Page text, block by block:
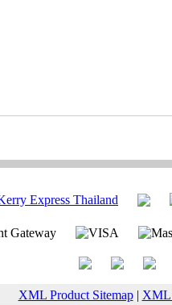
XML Product Sitemap| XML